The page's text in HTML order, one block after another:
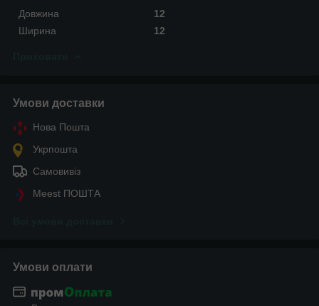
Довжина
12
Ширина
12
Умови доставки
Нова Пошта
Укрпошта
Самовивіз
Meest ПОШТА
Умови оплати